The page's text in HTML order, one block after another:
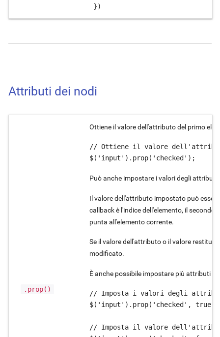
})
Attributi dei nodi
.prop()
Ottiene il valore dell'attributo del primo
// Ottiene il valore
$('input').prop('checked');
Può anche impostare i valori degli attributi
Il valore dell'attributo impostato può
callback è l'indice dell'elemento, il
punta all'elemento corrente.
Se il valore dell'attributo o il valore
modificato.
È anche possibile impostare più attributi
// Imposta i valori degli
$('input').prop('checked', true);
// Imposta il valore